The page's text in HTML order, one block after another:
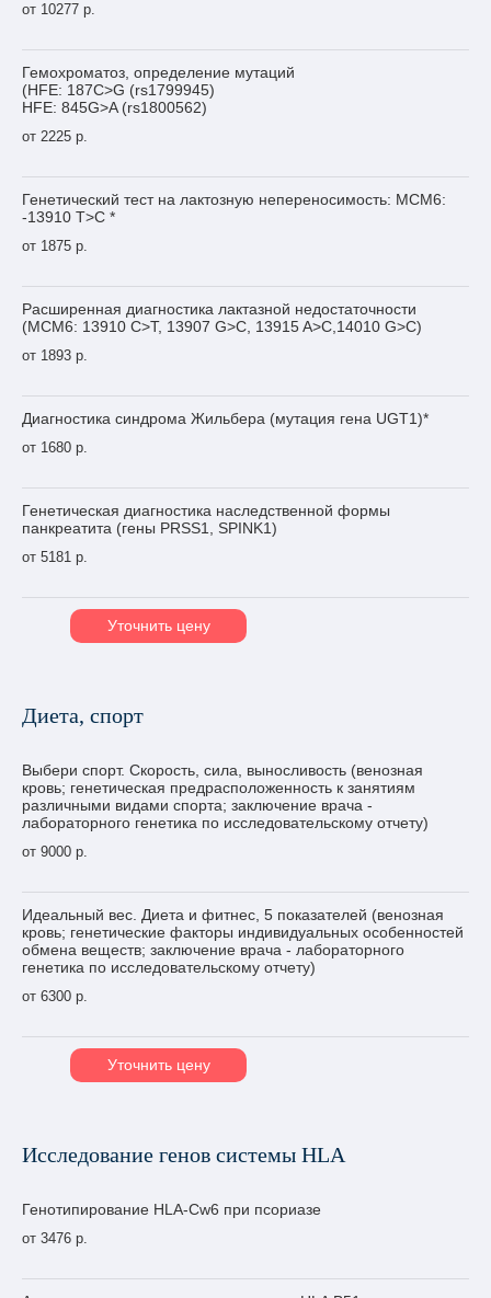
от 10277 р.
Гемохроматоз, определение мутаций
(HFE: 187C>G (rs1799945)
HFE: 845G>A (rs1800562)
от 2225 р.
Генетический тест на лактозную непереносимость: MCM6:
-13910 T>C *
от 1875 р.
Расширенная диагностика лактазной недостаточности
(МСМ6: 13910 С>T, 13907 G>C, 13915 A>C,14010 G>С)
от 1893 р.
Диагностика синдрома Жильбера (мутация гена UGT1)*
от 1680 р.
Генетическая диагностика наследственной формы
панкреатита (гены PRSS1, SPINK1)
от 5181 р.
Уточнить цену
Диета, спорт
Выбери спорт. Скорость, сила, выносливость (венозная
кровь; генетическая предрасположенность к занятиям
различными видами спорта; заключение врача -
лабораторного генетика по исследовательскому отчету)
от 9000 р.
Идеальный вес. Диета и фитнес, 5 показателей (венозная
кровь; генетические факторы индивидуальных особенностей
обмена веществ; заключение врача - лабораторного
генетика по исследовательскому отчету)
от 6300 р.
Уточнить цену
Исследование генов системы HLA
Генотипирование HLA-Cw6 при псориазе
от 3476 р.